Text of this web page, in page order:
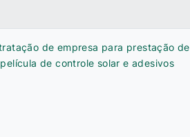
de empresa para prestação de
de controle solar e adesivos